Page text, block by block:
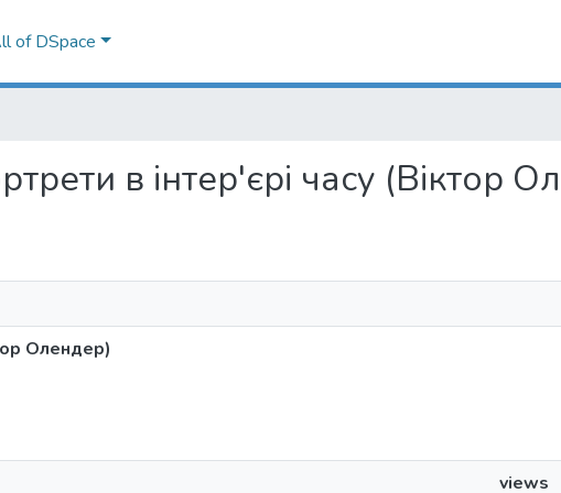
of DSpace
в інтер'єрі часу (Віктор
Олендер)
views